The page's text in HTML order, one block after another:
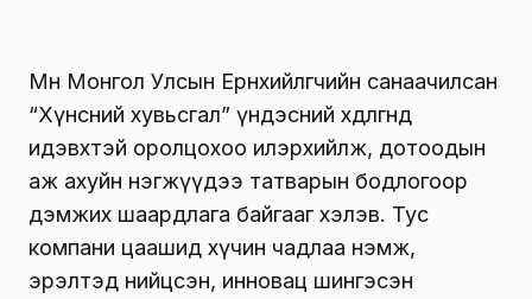
Мөн Монгол Улсын Ерөнхийлөгчийн санаачилсан
“Хүнсний хувьсгал” үндэсний хөдөлгөөнд
идэвхтэй оролцохоо илэрхийлж, дотоодын
аж ахуйн нэгжүүдээ татварын бодлогоор
дэмжих шаардлага байгааг хэлэв. Тус
компани цаашид хүчин чадлаа нэмж,
эрэлтэд нийцсэн, инновац шингэсэн